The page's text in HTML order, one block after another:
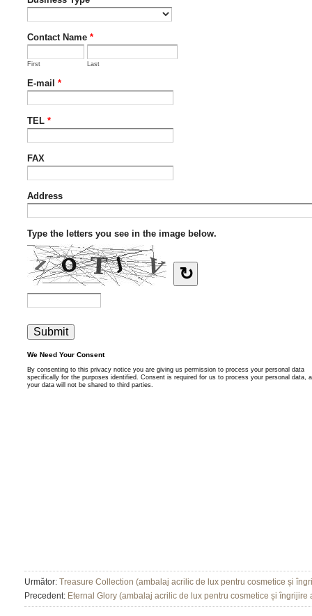
Următor: Treasure Collection (ambalaj acrilic de lux pentru cosmetice și
Precedent: Eternal Glory (ambalaj acrilic de lux pentru cosmetice și